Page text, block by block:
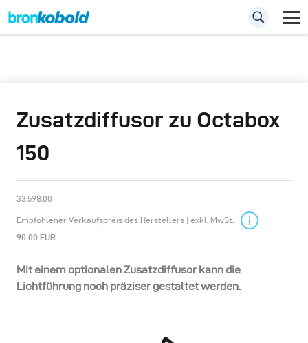
Zusatzdiffusor zu Octabox
150
33.598.00
Empfohlener Verkaufspreis des Herstellers | exkl. MwSt.
90.00 EUR
Mit einem optionalen Zusatzdiffusor kann die
Lichtführung noch präziser gestaltet werden.